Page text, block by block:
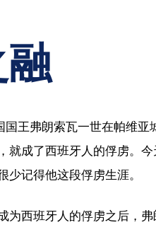
融
国王弗朗索瓦一世在帕维
就成了西班牙人的俘虏。
少记得他这段俘虏生涯。
为西班牙人的俘虏之后，